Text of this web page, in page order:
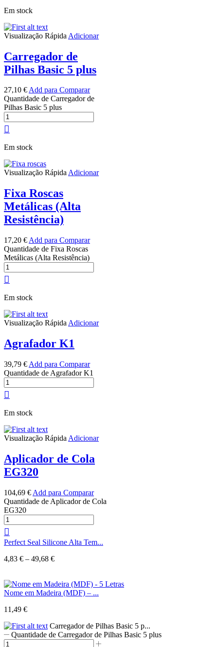
Em stock
Visualização Rápida Adicionar
Carregador de
Pilhas Basic 5 plus
27,10 €Add para Comparar
Quantidade de Carregador de
Pilhas Basic 5 plus
Em stock
Visualização RápidaAdicionar
Fixa Roscas
Metálicas (Alta
Resistência)
17,20 € Add para Comparar
Quantidade de Fixa Roscas
Metálicas (Alta Resistência)
Em stock
Visualização Rápida Adicionar
Agrafador K1
39,79 € Add para Comparar
Quantidade de Agrafador K1
Em stock
Visualização Rápida Adicionar
Aplicador de Cola
EG320
104,69 € Add para Comparar
Quantidade de Aplicador de Cola
EG320
Perfect Seal Silicone Alta Tem...
4,83 € – 49,68 €
Nome em Madeira (MDF) – ...
11,49 €
Carregador de Pilhas Basic 5 p...
Quantidade de Carregador de Pilhas Basic 5 plus